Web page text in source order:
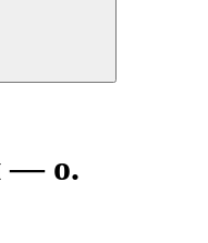
— о.